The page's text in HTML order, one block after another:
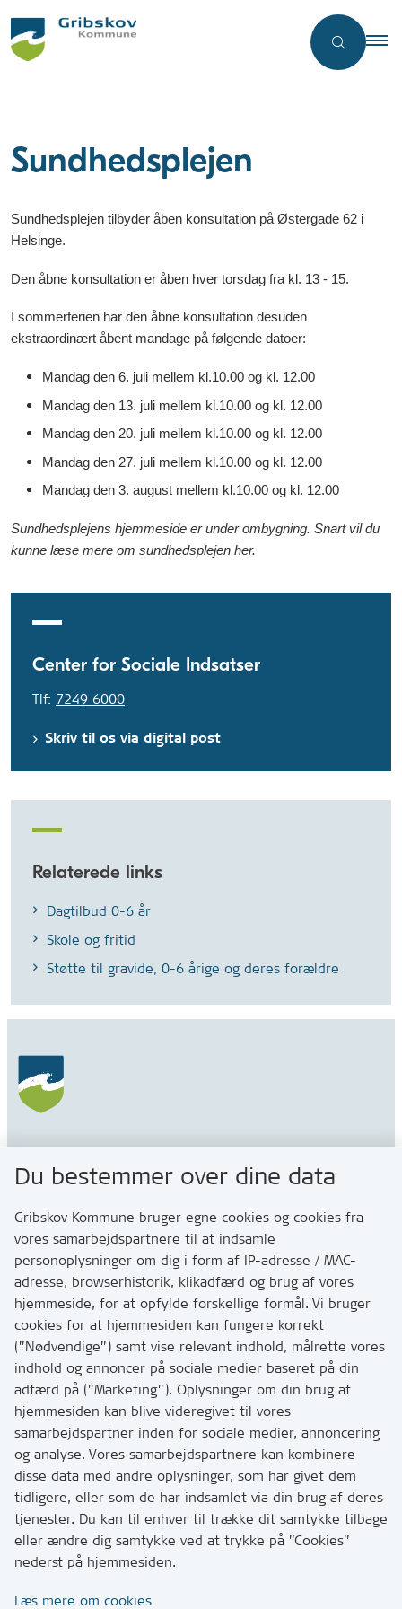
Sundhedsplejen
Sundhedsplejen tilbyder åben konsultation på Østergade 62 i
Helsinge.
Den åbne konsultation er åben hver torsdag fra kl. 13 - 15.
I sommerferien har den åbne konsultation desuden
ekstraordinært åbent mandage på følgende datoer:
Mandag den 6. juli mellem kl.10.00 og kl. 12.00
Mandag den 13. juli mellem kl.10.00 og kl. 12.00
Mandag den 20. juli mellem kl.10.00 og kl. 12.00
Mandag den 27. juli mellem kl.10.00 og kl. 12.00
Mandag den 3. august mellem kl.10.00 og kl. 12.00
Sundhedsplejens hjemmeside er under ombygning. Snart vil du
kunne læse mere om sundhedsplejen her.
Center for Sociale Indsatser
Tlf: 7249 6000
Skriv til os via digital post
Relaterede links
Dagtilbud 0-6 år
Skole og fritid
Støtte til gravide, 0-6 årige og deres forældre
Gribskov Kommune
Rådhusvej 3
3200 Helsinge
Kontakt
Skriv til os via Digital Post
Har du brug for at komme i kontakt med os? Se her
hvordan
Tip os om huller i vejen eller andet
T:7249 6000
Bemærk: vi har mange opkald mellem kl. 10 og 11
Links
Tilgængelighedserklæring
Cookies
Du bestemmer over dine data
Gribskov Kommune bruger egne cookies og cookies fra
vores samarbejdspartnere til at indsamle
personoplysninger om dig i form af IP-adresse / MAC-
adresse, browserhistorik, klikadfærd og brug af vores
hjemmeside, for at opfylde forskellige formål. Vi bruger
cookies for at hjemmesiden kan fungere korrekt
(”Nødvendige”) samt vise relevant indhold, målrette vores
indhold og annoncer på sociale medier baseret på din
adfærd på (”Marketing”). Oplysninger om din brug af
hjemmesiden kan blive videregivet til vores
samarbejdspartner inden for sociale medier, annoncering
og analyse. Vores samarbejdspartnere kan kombinere
disse data med andre oplysninger, som har givet dem
tidligere, eller som de har indsamlet via din brug af deres
tjenester. Du kan til enhver til trække dit samtykke tilbage
eller ændre dig samtykke ved at trykke på ”Cookies”
nederst på hjemmesiden.
Læs mere om cookies